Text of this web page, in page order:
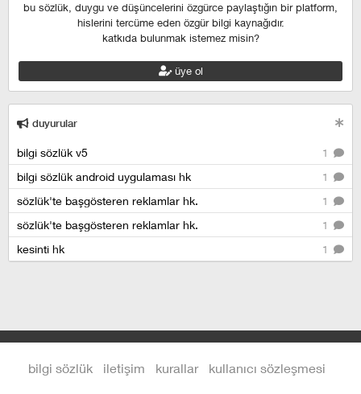
bu sözlük, duygu ve düşüncelerini özgürce paylaştığın bir platform,
hislerini tercüme eden özgür bilgi kaynağıdır.
katkıda bulunmak istemez misin?
üye ol
duyurular
1
bilgi sözlük v5
1
bilgi sözlük android uygulaması hk
1
sözlük'te başgösteren reklamlar hk.
1
sözlük'te başgösteren reklamlar hk.
1
kesinti hk
bilgi sözlük iletişim kurallar kullanıcı sözleşmesi